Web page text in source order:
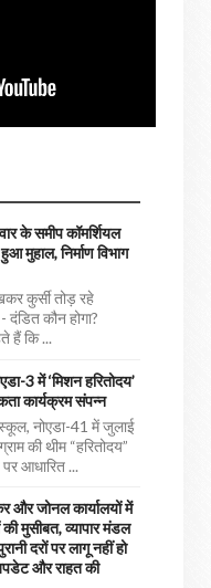
के समीप कॉमर्शियल
मुहाल, निर्माण विभाग
कुर्सी तोड़ रहे
दंडित कौन होगा?
हैं कि ...
3 में ‘मिशन हरितोदय’
कार्यक्रम संपन्न
नोएडा-41 में जुलाई
की थीम “हरितोदय”
आधारित ...
और जोनल कार्यालयों में
की मुसीबत, व्यापार मंडल
दरों पर लागू नहीं हो
और राहत की